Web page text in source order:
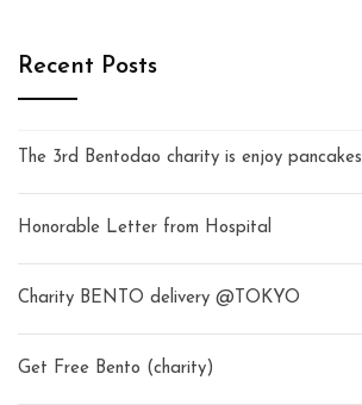
Recent Posts
The 3rd Bentodao charity is enjoy pancakes
Honorable Letter from Hospital
Charity BENTO delivery @TOKYO
Get Free Bento (charity)